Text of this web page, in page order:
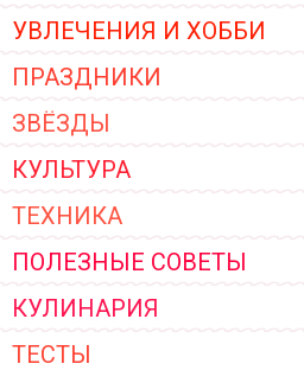
УВЛЕЧЕНИЯ И ХОББИ
ПРАЗДНИКИ
ЗВЁЗДЫ
КУЛЬТУРА
ТЕХНИКА
ПОЛЕЗНЫЕ СОВЕТЫ
КУЛИНАРИЯ
ТЕСТЫ